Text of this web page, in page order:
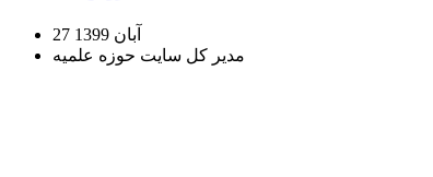
27 آبان 1399
مدیر کل سایت حوزه علمیه